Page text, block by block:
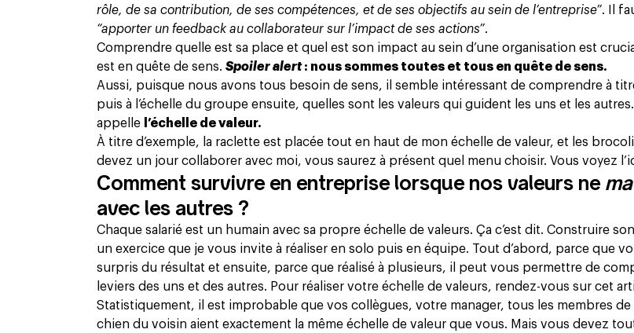
rôle, de sa contribution, de ses compétences, et de ses objectifs au sein de l’entreprise”. Il
“apporter un feedback au collaborateur sur l’impact de ses actions”.
Comprendre quelle est sa place et quel est son impact au sein d’une organisation est
est en quête de sens. Spoiler alert: nous sommes toutes et tous en quête de sens.
Aussi, puisque nous avons tous besoin de sens, il semble intéressant de comprendre à
puis à l’échelle du groupe ensuite, quelles sont les valeurs qui guident les uns et les autres.
appelle l’échelle de valeur.
À titre d’exemple, la raclette est placée tout en haut de mon échelle de valeur, et les
devez un jour collaborer avec moi, vous saurez à présent quel menu choisir. Vous voyez
Comment survivre en entreprise lorsque nos valeurs ne
avec les autres ?
Chaque salarié est un humain avec sa propre échelle de valeurs. Ça c’est dit. Construire
un exercice que je vous invite à réaliser en solo puis en équipe. Tout d’abord, parce que
surpris du résultat et ensuite, parce que réalisé à plusieurs, il peut vous permettre de
leviers des uns et des autres. Pour réaliser votre échelle de valeurs, rendez-vous sur cet
Statistiquement, il est improbable que vos collègues, votre manager, tous les membres
chien du voisin aient exactement la même échelle de valeur que vous. Mais vous devez